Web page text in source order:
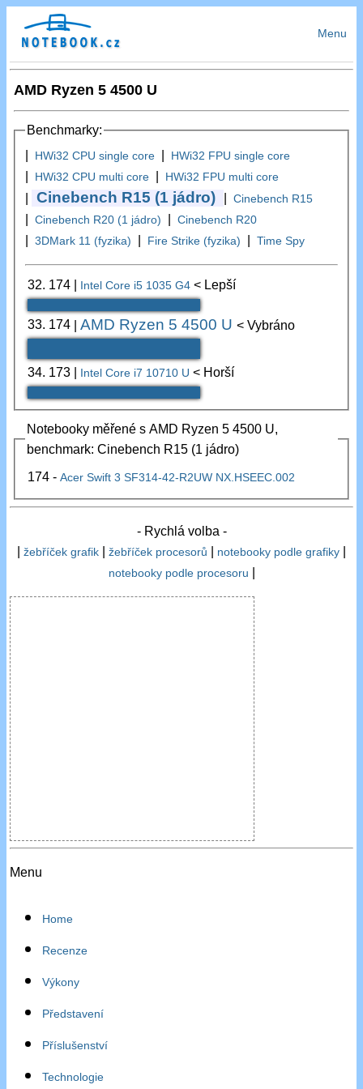
Menu
AMD Ryzen 5 4500 U
Benchmarky:
HWi32 CPU single core HWi32 FPU single core
HWi32 CPU multi core HWi32 FPU multi core
Cinebench R15 (1 jádro) |Cinebench R15
|Cinebench R20 (1 jádro) |Cinebench R20
|3DMark 11 (fyzika) Fire Strike (fyzika) |Time Spy
32. 174 Intel Core i5 1035 G4< Lepší
33. 174 |AMD Ryzen 5 4500 U< Vybráno
34. 173 Intel Core i7 10710 U< Horší
Notebooky měřené s AMD Ryzen 5 4500 U,
benchmark: Cinebench R15 (1 jádro)
174 -
Acer Swift 3 SF314-42-R2UW NX.HSEEC.002
- Rychlá volba -
žebříček grafik žebříček procesorů notebooky podle grafiky
notebooky podle procesoru
Menu
Home
Recenze
Výkony
Představení
Příslušenství
Technologie